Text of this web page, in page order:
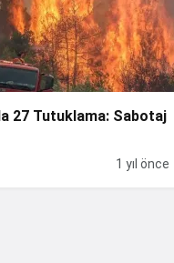
27 Tutuklama: Sabotaj
1 yıl önce